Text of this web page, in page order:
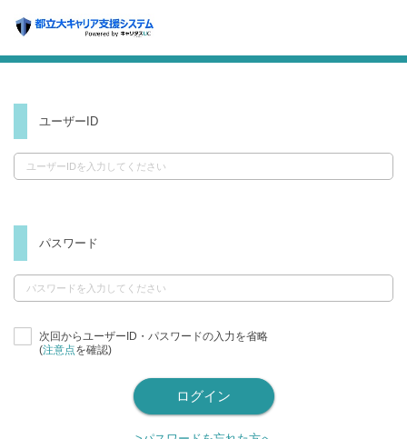
ユーザーID
パスワード
次回からユーザーID・パスワードの入力を省略
(注意点を確認)